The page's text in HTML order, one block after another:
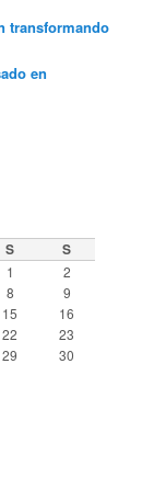
transformando
en
S S
1
2
8
9
15
16
22
23
29
30